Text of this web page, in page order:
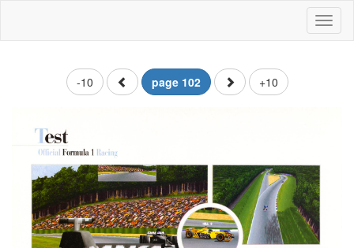
-10 page 102 +10